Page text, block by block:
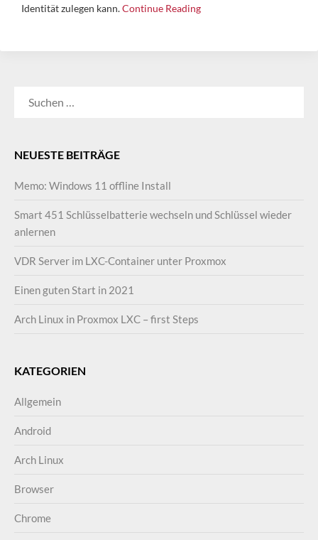
Identität zulegen kann.Continue Reading
NEUESTE BEITRÄGE
Memo: Windows 11 offline Install
Smart 451 Schlüsselbatterie wechseln und Schlüssel wieder
anlernen
VDR Server im LXC-Container unter Proxmox
Einen guten Start in 2021
Arch Linux in Proxmox LXC – first Steps
KATEGORIEN
Allgemein
Android
Arch Linux
Browser
Chrome